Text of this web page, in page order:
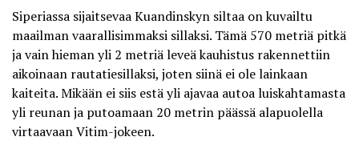
Siperiassa sijaitsevaaKuandinskyn siltaa on kuvailtu
maailman vaarallisimmaksi sillaksi. Tämä 570 metriä pitkä
ja vain hieman yli 2 metriä leveä kauhistus rakennettiin
aikoinaan rautatiesillaksi, joten siinä ei ole lainkaan
kaiteita. Mikään ei siis estä yli ajavaa autoa luiskahtamasta
yli reunan ja putoamaan 20 metrin päässä alapuolella
virtaavaan Vitim-jokeen.